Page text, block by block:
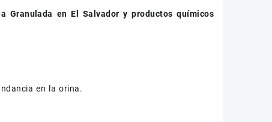
Granulada en El Salvador y productos químicos
en la orina.